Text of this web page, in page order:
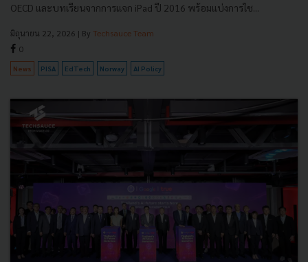
OECD และบทเรียนจากการแจก iPad ปี 2016 พร้อมแบ่งการใช...
มิถุนายน 22, 2026 | By Techsauce Team
0
News PISA EdTech Norway AI Policy